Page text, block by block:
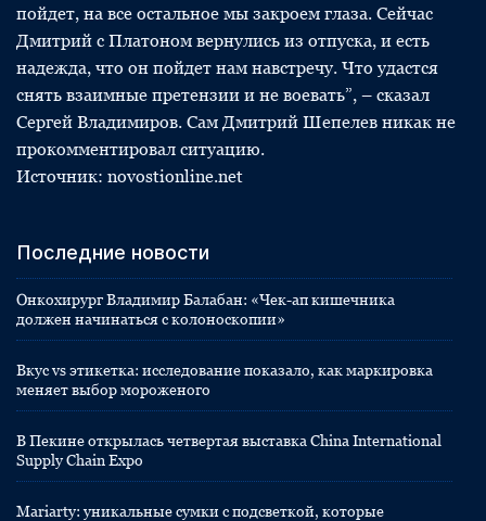
пойдет, на все остальное мы закроем глаза. Сейчас
Дмитрий с Платоном вернулись из отпуска, и есть
надежда, что он пойдет нам навстречу. Что удастся
снять взаимные претензии и не воевать”, – сказал
Сергей Владимиров. Сам Дмитрий Шепелев никак не
прокомментировал ситуацию.
Источник: novostionline.net
Последние новости
Онкохирург Владимир Балабан: «Чек-ап кишечника
должен начинаться с колоноскопии»
Вкус vs этикетка: исследование показало, как маркировка
меняет выбор мороженого
В Пекине открылась четвертая выставка China International
Supply Chain Expo
Mariarty: уникальные сумки с подсветкой, которые